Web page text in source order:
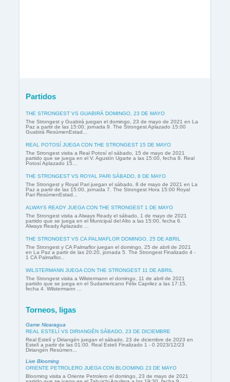
Partidos
THE STRONGEST VS GUABIRÁ DOMINGO, 23 DE MAYO
The Strongest y Guabirá juegan el domingo, 23 de mayo de 2021 en La
Paz a partir de las 15:00, jornada 9. The Strongest Aplazado 15:00
Guabirá ResúmenEstad...
REAL POTOSÍ JUEGA CON THE STRONGEST 15 DE MAYO
The Strongest visita a Real Potosí el sábado, 15 de mayo de 2021
partido que se juega en el V. Agustín Ugarte a las 15:00, fecha 8. Real
Potosí Aplazado 15...
THE STRONGEST VS ROYAL PARI SÁBADO, 8 DE MAYO
The Strongest y Royal Pari juegan el sábado, 8 de mayo de 2021 en La
Paz a partir de las 15:00, jornada 7. The Strongest Hora 15:00 Royal
Pari ResúmenEstad...
ALWAYS READY JUEGA CON THE STRONGEST 1 DE MAYO
The Strongest visita a Always Ready el sábado, 1 de mayo de 2021
partido que se juega en el Municipal del Alto a las 15:00, fecha 6.
Always Ready Aplazado ...
THE STRONGEST VS CA PALMAFLOR DOMINGO, 25 DE ABRIL
The Strongest y CA Palmaflor juegan el domingo, 25 de abril de 2021
en La Paz a partir de las 20:20, jornada 5. The Strongest Finalizado 4 -
1 CA Palmaflor...
WILSTERMANN JUEGA CON THE STRONGEST 11 DE ABRIL
The Strongest visita a Wilstermann el domingo, 11 de abril de 2021
partido que se juega en el Sudamericano Félix Caprilez a las 17:15,
fecha 4. Wilstermann ...
Torneos, ligas
Game Nicaragua
REAL ESTELÍ VS DIRIANGÉN SÁBADO, 23 DE DICIEMBRE
Real Estelí y Diriangén juegan el sábado, 23 de diciembre de 2023 en
Estelí a partir de las 01:00. Real Estelí Finalizado 1 - 0 2023/12/23
Diriangén Resúmen...
Live Blooming
ORIENTE PETROLERO JUEGA CON BLOOMING 23 DE MAYO
Blooming visita a Oriente Petrolero el domingo, 23 de mayo de 2021